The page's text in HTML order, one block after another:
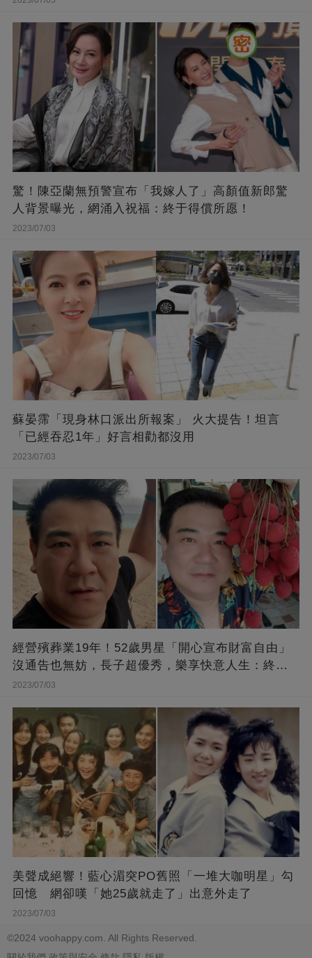
驚！陳亞蘭無預警宣布「我嫁人了」高顏值新郎驚
人背景曝光，網涌入祝福：終于得償所愿！
2023/07/03
蘇晏霈「現身林口派出所報案」 火大提告！坦言
「已經吞忍1年」好言相勸都沒用
2023/07/03
經營殯葬業19年！52歲男星「開心宣布財富自由」
沒通告也無妨，長子超優秀，樂享快意人生：終于
能遊山玩水！
2023/07/03
美聲成絕響！藍心湄突PO舊照「一堆大咖明星」勾
回憶 網卻嘆「她25歲就走了」出意外走了
2023/07/03
©2024 voohappy.com. All Rights Reserved.